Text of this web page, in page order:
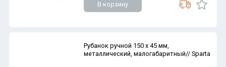
В корзину
Рубанок ручной 150 х 45 мм,
металлический, малогабаритный// Sparta